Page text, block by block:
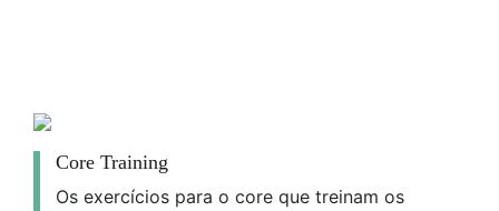
Core Training
Os exercícios para o core que treinam os